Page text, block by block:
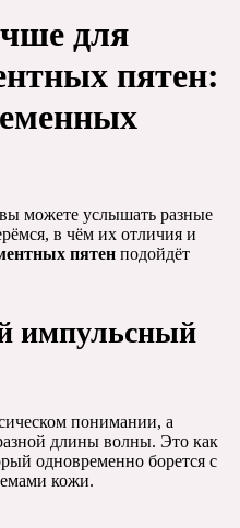
для
пятен:
можете услышать разные
в чём их отличия и
пятен подойдёт
импульсный
понимании, а
длины волны. Это как
одновременно борется с
кожи.